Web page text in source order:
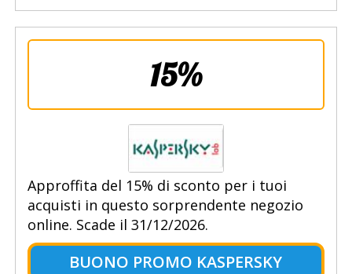
15%
Approffita del 15% di sconto per i tuoi
acquisti in questo sorprendente negozio
online. Scade il 31/12/2026.
BUONO PROMO KASPERSKY